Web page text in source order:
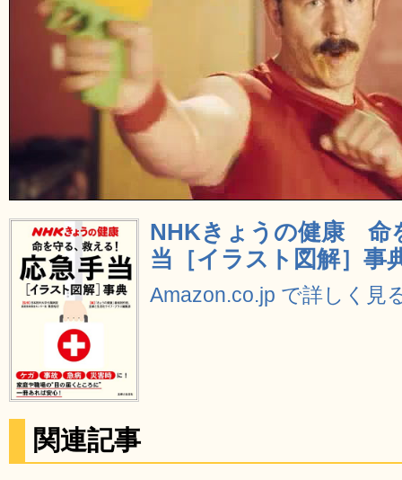
NHKきょうの健康 命
当［イラスト図解］事
Amazon.co.jp で詳しく見
関連記事